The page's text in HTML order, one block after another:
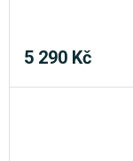
5 290 Kč